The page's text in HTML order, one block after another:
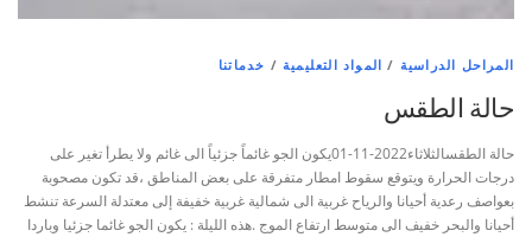
المراحل الدراسية / المواد التعليمية / خدماتنا
حالة الطقس
حالة الطقسالثلاثاء2022-11-01يكون الجو غائماً جزئياً الى غائم ولا يطرأ تغير على
درجات الحرارة ويتوقع سقوط امطار متفرقة على بعض المناطق ،قد تكون مصحوبة
بعواصف رعدية أحيانا والرياح غربية الى شمالية غربية خفيفة إلى معتدلة السرعة تنشط
أحيانا والبحر خفيف الى متوسط ارتفاع الموج .هذه الليلة : يكون الجو غائما جزئيا وباردا